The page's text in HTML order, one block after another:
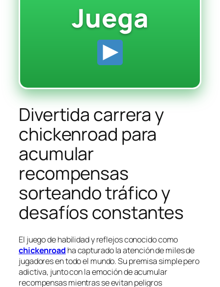
Juega
Divertida carrera y
chickenroad para
acumular
recompensas
sorteando tráfico y
desafíos constantes
El juego de habilidad y reflejos conocido como
chickenroad ha capturado la atención de miles de
jugadores en todo el mundo. Su premisa simple pero
adictiva, junto con la emoción de acumular
recompensas mientras se evitan peligros